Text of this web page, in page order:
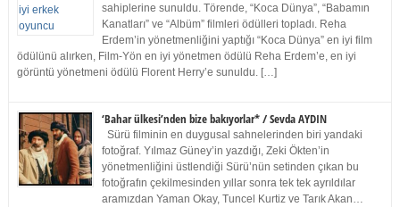
sahiplerine sunuldu. Törende, “Koca Dünya”, “Babamın
Kanatları” ve “Albüm” filmleri ödülleri topladı. Reha
Erdem’in yönetmenliğini yaptığı “Koca Dünya” en iyi film
ödülünü alırken, Film-Yön en iyi yönetmen ödülü Reha Erdem’e, en iyi
görüntü yönetmeni ödülü Florent Herry’e sunuldu. […]
‘Bahar ülkesi’nden bize bakıyorlar* / Sevda AYDIN
Sürü filminin en duygusal sahnelerinden biri yandaki
fotoğraf. Yılmaz Güney’in yazdığı, Zeki Ökten’in
yönetmenliğini üstlendiği Sürü’nün setinden çıkan bu
fotoğrafın çekilmesinden yıllar sonra tek tek ayrıldılar
aramızdan Yaman Okay, Tuncel Kurtiz ve Tarık Akan…